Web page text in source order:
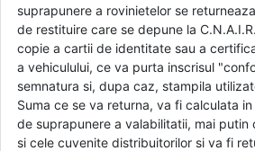
suprapunere a rovinietelor se
de restituire care se depune la
copie a cartii de identitate sau a
a vehiculului, ce va purta inscrisul
semnatura si, dupa caz, stampila
Suma ce se va returna, va fi calculata
de suprapunere a valabilitatii, mai putin
si cele cuvenite distribuitorilor si va fi